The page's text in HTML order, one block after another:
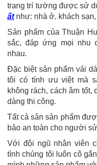
trang trí tường được sử
ấtnhư: nhà ở, khách sạn,
Sản phẩm của Thuận
sắc, đáp ứng mọi nhu
nhau.
Đặc biệt sản phẩm vải
tôi có tính ưu việt mà
không rách, cách âm tốt,
dàng thi công.
Tất cả sản sản phẩm
bảo an toàn cho người
Với đội ngũ nhân viên
tình chúng tôi luôn cô